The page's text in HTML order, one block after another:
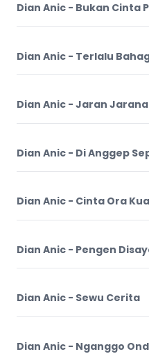
Dian Anic - Bukan Cinta
Dian Anic - Terlalu
Dian Anic - Jaran
Dian Anic - Di Anggep
Dian Anic - Cinta Ora
Dian Anic - Pengen
Dian Anic - Sewu Cerita
Dian Anic - Nganggo